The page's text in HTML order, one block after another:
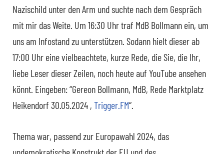
Nazischild unter den Arm und suchte nach dem Gespräch
mit mir das Weite. Um 16:30 Uhr traf MdB Bollmann ein, um
uns am Infostand zu unterstützen. Sodann hielt dieser ab
17:00 Uhr eine vielbeachtete, kurze Rede, die Sie, die Ihr,
liebe Leser dieser Zeilen, noch heute auf YouTube ansehen
könnt. Eingeben: “Gereon Bollmann, MdB, Rede Marktplatz
Heikendorf 30.05.2024 , Trigger.FM“.
Thema war, passend zur Europawahl 2024, das